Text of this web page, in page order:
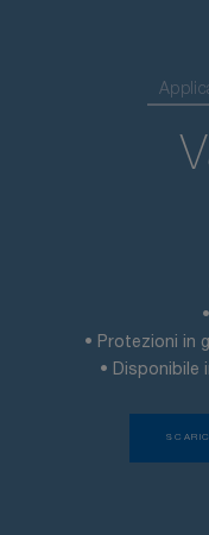
• Protezioni in
• Disponibile